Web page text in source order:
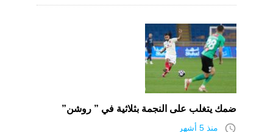
ضمك يتغلب على النجمة بثلاثية في ” روشن”
access_time منذ 5 أشهر